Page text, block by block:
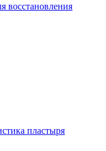
восстановления
пластыря